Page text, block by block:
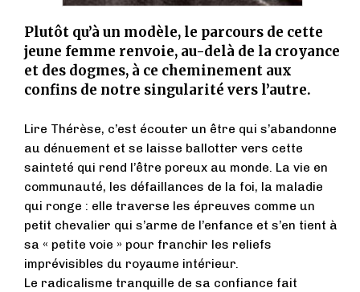
Plutôt qu’à un modèle, le parcours de cette
jeune femme renvoie, au-delà de la croyance
et des dogmes, à ce cheminement aux
confins de notre singularité vers l’autre.
Lire Thérèse, c’est écouter un être qui s’abandonne
au dénuement et se laisse ballotter vers cette
sainteté qui rend l’être poreux au monde. La vie en
communauté, les défaillances de la foi, la maladie
qui ronge : elle traverse les épreuves comme un
petit chevalier qui s’arme de l’enfance et s’en tient à
sa « petite voie » pour franchir les reliefs
imprévisibles du royaume intérieur.
Le radicalisme tranquille de sa confiance fait